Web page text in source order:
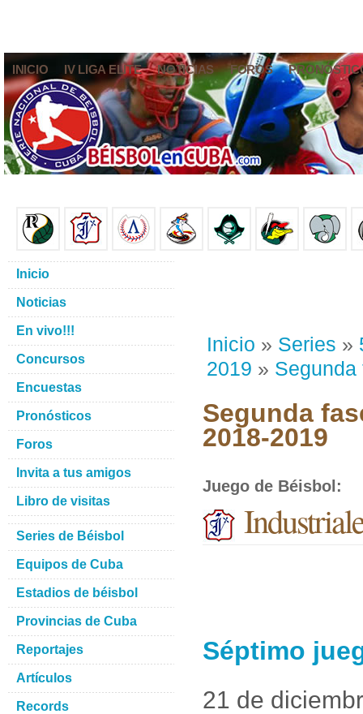
INICIO IV LIGA ELITE NOTICIAS FOROS
Inicio » Series »
2019 » Segunda
Segunda
2018-2019
Juego de Béisbol :
Séptimo
21 de
Inicio
Noticias
En vivo!!!
Concursos
Encuestas
Pronósticos
Foros
Invita a tus amigos
Libro de visitas
Series de Béisbol
Equipos de Cuba
Estadios de béisbol
Provincias de Cuba
Reportajes
Artículos
Records